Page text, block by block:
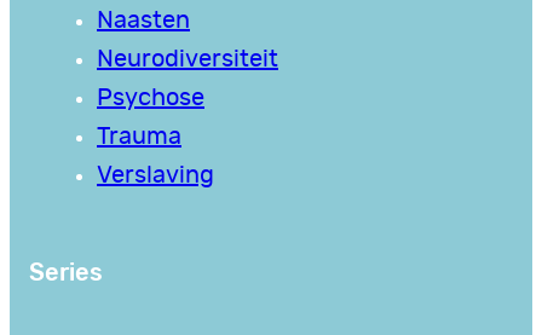
Naasten
Neurodiversiteit
Psychose
Trauma
Verslaving
Series